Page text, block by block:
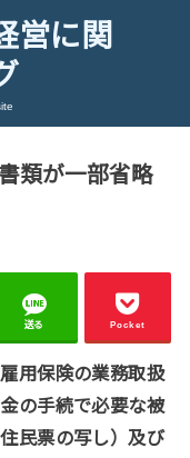
営に関
類が一部省略
送る Pocket
用保険の業務取扱
の手続で必要な被
民票の写し）及び